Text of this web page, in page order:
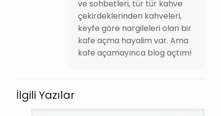
ve sohbetleri, tür tür kahve
çekirdeklerinden kahveleri,
keyfe göre nargileleri olan bir
kafe açma hayalim var. Ama
kafe açamayınca blog açtım!
İlgili Yazılar